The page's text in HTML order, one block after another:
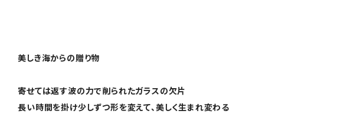
美しき海からの贈り物
寄せては返す波の力で削られたガラスの欠片
長い時間を掛け少しずつ形を変えて、美しく生まれ変わる